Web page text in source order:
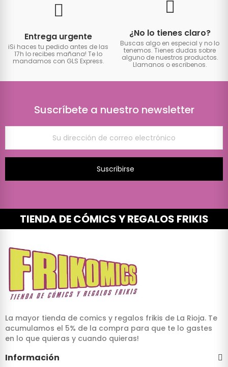
Entrega urgente
iSi haces tu pedido antes de las
17h lo recibes mañana! Te lo
mandamos con GLS Express.
¿No lo tienes claro?
Buscas algo en especial y no lo
tenemos. Tienes dudas sobre
alguno de nuestros productos.
Llamanos o escribenos.
Suscríbete a nuestro newsletter
Suscribirse
TIENDA DE CÓMICS Y REGALOS FRIKIS
La mayor tienda de comics y regalos frikis de La Rioja. Te
acumulamos el 5% de la compra para que te lo gastes
en lo que quieras y cuando quieras!
Información